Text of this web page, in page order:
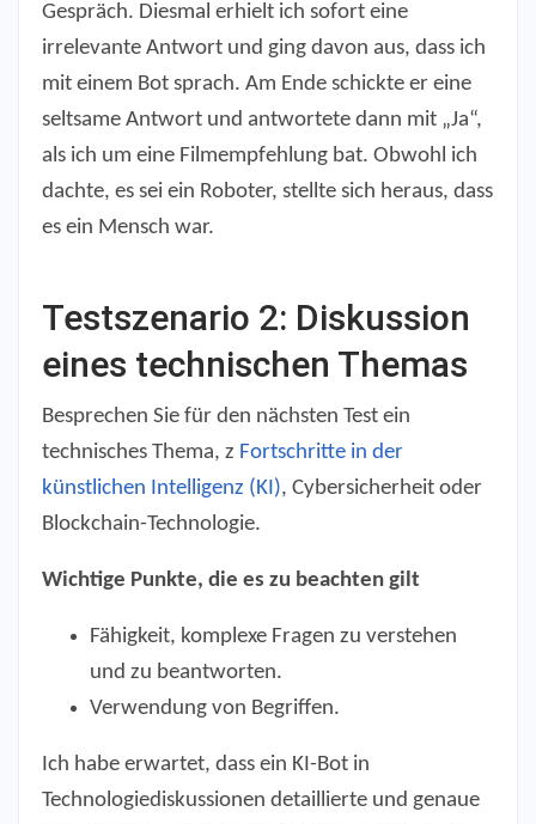
Gespräch. Diesmal erhielt ich sofort eine
irrelevante Antwort und ging davon aus, dass ich
mit einem Bot sprach. Am Ende schickte er eine
seltsame Antwort und antwortete dann mit „Ja“,
als ich um eine Filmempfehlung bat. Obwohl ich
dachte, es sei ein Roboter, stellte sich heraus, dass
es ein Mensch war.
Testszenario 2: Diskussion
eines technischen Themas
Besprechen Sie für den nächsten Test ein
technisches Thema, z Fortschritte in der
künstlichen Intelligenz (KI), Cybersicherheit oder
Blockchain-Technologie.
Wichtige Punkte, die es zu beachten gilt
Fähigkeit, komplexe Fragen zu verstehen
und zu beantworten.
Verwendung von Begriffen.
Ich habe erwartet, dass ein KI-Bot in
Technologiediskussionen detaillierte und genaue